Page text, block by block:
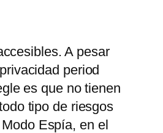
A pesar
period
es que no tienen
tipo de riesgos
Espía, en el